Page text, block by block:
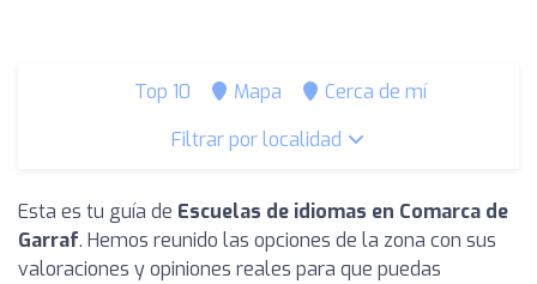
Top 10 Mapa
Cerca de mí
Filtrar por localidad
Esta es tu guía de Escuelas de idiomas en Comarca de
Garraf. Hemos reunido las opciones de la zona con sus
valoraciones y opiniones reales para que puedas